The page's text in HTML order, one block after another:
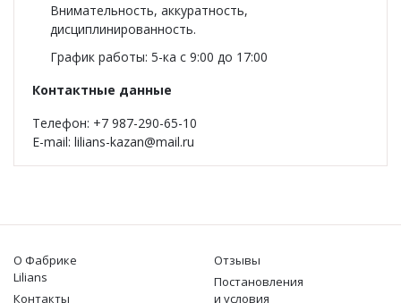
Внимательность, аккуратность,
дисциплинированность.
График работы: 5-ка с 9:00 до 17:00
Контактные данные
Телефон: +7 987-290-65-10
E-mail: lilians-kazan@mail.ru
О Фабрике
Lilians
Контакты
Отзывы
Постановления
и условия